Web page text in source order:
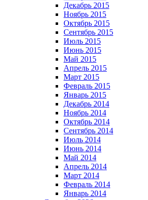
Декабрь 2015
Ноябрь 2015
Октябрь 2015
Сентябрь 2015
Июль 2015
Июнь 2015
Май 2015
Апрель 2015
Март 2015
Февраль 2015
Январь 2015
Декабрь 2014
Ноябрь 2014
Октябрь 2014
Сентябрь 2014
Июль 2014
Июнь 2014
Май 2014
Апрель 2014
Март 2014
Февраль 2014
Январь 2014